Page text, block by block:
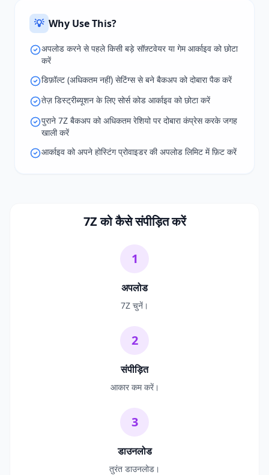
💡 Why Use This?
अपलोड करने से पहले किसी बड़े सॉफ़्टवेयर या गेम आर्काइव को छोटा
करें
डिफ़ॉल्ट (अधिकतम नहीं) सेटिंग्स से बने बैकअप को दोबारा पैक करें
तेज़ डिस्ट्रीब्यूशन के लिए सोर्स कोड आर्काइव को छोटा करें
पुराने 7Z बैकअप को अधिकतम रेशियो पर दोबारा कंप्रेस करके जगह
खाली करें
आर्काइव को अपने होस्टिंग प्रोवाइडर की अपलोड लिमिट में फ़िट करें
7Z को कैसे संपीड़ित करें
1
अपलोड
7Z चुनें।
2
संपीड़ित
आकार कम करें।
3
डाउनलोड
तुरंत डाउनलोड।